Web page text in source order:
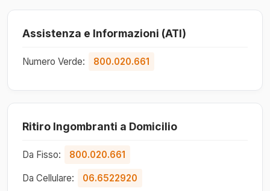
Assistenza e Informazioni (ATI)
Numero Verde: 800.020.661
Ritiro Ingombranti a Domicilio
Da Fisso: 800.020.661
Da Cellulare:
06.6522920